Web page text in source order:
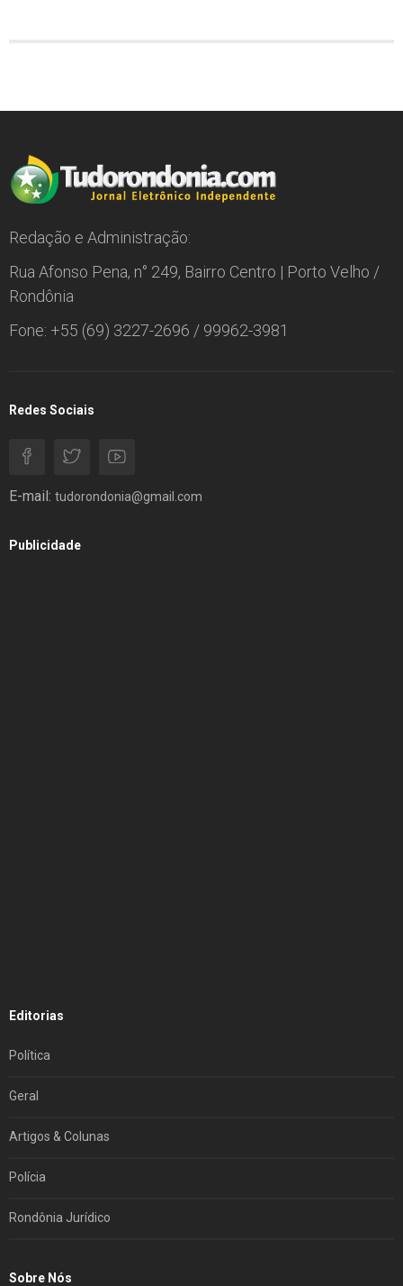
Redação e Administração:
Rua Afonso Pena, n° 249, Bairro Centro | Porto Velho /
Rondônia
Fone: +55 (69) 3227-2696 / 99962-3981
Redes Sociais
E-mail: tudorondonia@gmail.com
Publicidade
Editorias
Política
Geral
Artigos & Colunas
Polícia
Rondônia Jurídico
Sobre Nós